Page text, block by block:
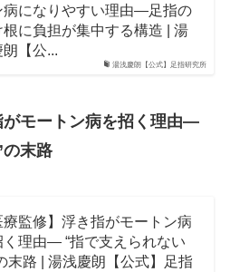
湯浅慶朗【公式】足指研究所
病になりやすい理由―足指の
根に負担が集中する構造 | 湯
【公...
モートン病を招く理由―
の末路
療監修】浮き指がモートン病
く理由― “指で支えられない
末路 | 湯浅慶朗【公式】足指